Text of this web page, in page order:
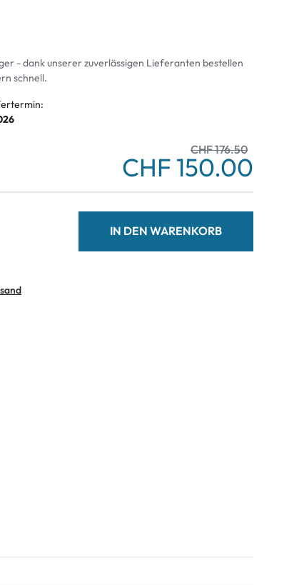
- dank unserer zuverlässigen Lieferanten bestellen
schnell.
CHF 176.50
CHF 150.00
IN DEN WARENKORB